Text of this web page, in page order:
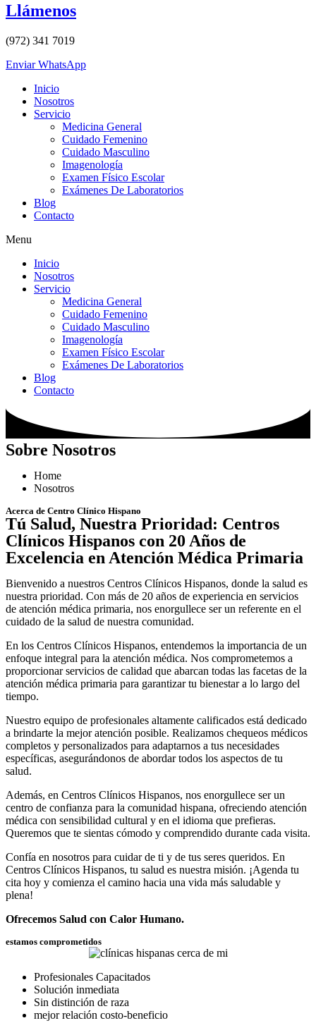
Llámenos
(972) 341 7019
Enviar WhatsApp
Inicio
Nosotros
Servicio
Medicina General
Cuidado Femenino
Cuidado Masculino
Imagenología
Examen Físico Escolar
Exámenes De Laboratorios
Blog
Contacto
Menu
Inicio
Nosotros
Servicio
Medicina General
Cuidado Femenino
Cuidado Masculino
Imagenología
Examen Físico Escolar
Exámenes De Laboratorios
Blog
Contacto
Sobre Nosotros
Home
Nosotros
Acerca de Centro Clínico Hispano
Tú Salud, Nuestra Prioridad: Centros
Clínicos Hispanos con 20 Años de
Excelencia en Atención Médica Primaria
Bienvenido a nuestros Centros Clínicos Hispanos, donde la salud es
nuestra prioridad. Con más de 20 años de experiencia en servicios
de atención médica primaria, nos enorgullece ser un referente en el
cuidado de la salud de nuestra comunidad.
En los Centros Clínicos Hispanos, entendemos la importancia de un
enfoque integral para la atención médica. Nos comprometemos a
proporcionar servicios de calidad que abarcan todas las facetas de la
atención médica primaria para garantizar tu bienestar a lo largo del
tiempo.
Nuestro equipo de profesionales altamente calificados está dedicado
a brindarte la mejor atención posible. Realizamos chequeos médicos
completos y personalizados para adaptarnos a tus necesidades
específicas, asegurándonos de abordar todos los aspectos de tu
salud.
Además, en Centros Clínicos Hispanos, nos enorgullece ser un
centro de confianza para la comunidad hispana, ofreciendo atención
médica con sensibilidad cultural y en el idioma que prefieras.
Queremos que te sientas cómodo y comprendido durante cada visita.
Confía en nosotros para cuidar de ti y de tus seres queridos. En
Centros Clínicos Hispanos, tu salud es nuestra misión. ¡Agenda tu
cita hoy y comienza el camino hacia una vida más saludable y
plena!
Ofrecemos Salud con Calor Humano.
estamos comprometidos
Profesionales Capacitados
Solución inmediata
Sin distinción de raza
mejor relación costo-beneficio